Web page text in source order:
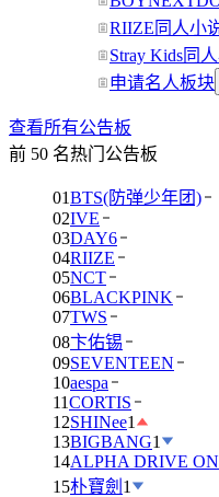
RIIZE同人小
Stray Kids同
申请名人板块
查看所有公告板
前 50 名热门公告板
01BTS(防弹少年团)
02IVE
03DAY6
04RIIZE
05NCT
06BLACKPINK
07TWS
08卞佑锡
09SEVENTEEN
10aespa
11CORTIS
12SHINee1
13BIGBANG1
14ALPHA DRIVE
15朴寶劍 1